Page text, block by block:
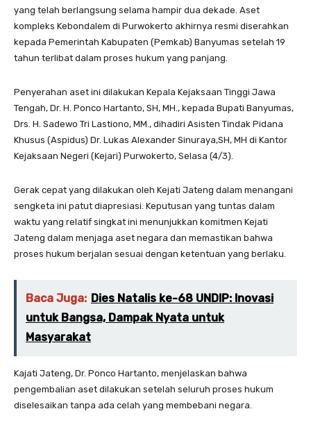
yang telah berlangsung selama hampir dua dekade. Aset
kompleks Kebondalem di Purwokerto akhirnya resmi diserahkan
kepada Pemerintah Kabupaten (Pemkab) Banyumas setelah 19
tahun terlibat dalam proses hukum yang panjang.
Penyerahan aset ini dilakukan Kepala Kejaksaan Tinggi Jawa
Tengah, Dr. H. Ponco Hartanto, SH, MH., kepada Bupati Banyumas,
Drs. H. Sadewo Tri Lastiono, MM., dihadiri Asisten Tindak Pidana
Khusus (Aspidus) Dr. Lukas Alexander Sinuraya,SH, MH di Kantor
Kejaksaan Negeri (Kejari) Purwokerto, Selasa (4/3).
Gerak cepat yang dilakukan oleh Kejati Jateng dalam menangani
sengketa ini patut diapresiasi. Keputusan yang tuntas dalam
waktu yang relatif singkat ini menunjukkan komitmen Kejati
Jateng dalam menjaga aset negara dan memastikan bahwa
proses hukum berjalan sesuai dengan ketentuan yang berlaku.
Baca Juga: Dies Natalis ke-68 UNDIP: Inovasi
untuk Bangsa, Dampak Nyata untuk
Masyarakat
Kajati Jateng, Dr. Ponco Hartanto, menjelaskan bahwa
pengembalian aset dilakukan setelah seluruh proses hukum
diselesaikan tanpa ada celah yang membebani negara.